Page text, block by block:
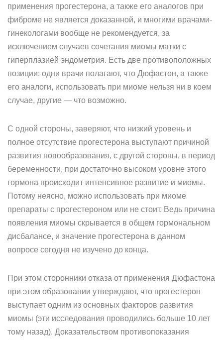
применения прогестерона, а также его аналогов при
фиброме не является доказанной, и многими врачами-
гинекологами вообще не рекомендуется, за
исключением случаев сочетания миомы матки с
гиперплазией эндометрия. Есть две противоположных
позиции: одни врачи полагают, что Дюфастон, а также
его аналоги, использовать при миоме нельзя ни в коем
случае, другие — что возможно.
С одной стороны, заверяют, что низкий уровень и
полное отсутствие прогестерона выступают причиной
развития новообразования, с другой стороны, в период
беременности, при достаточно высоком уровне этого
гормона происходит интенсивное развитие и миомы.
Потому неясно, можно использовать при миоме
препараты с прогестероном или не стоит. Ведь причина
появления миомы скрывается в общем гормональном
дисбалансе, и значение прогестерона в данном
вопросе сегодня не изучено до конца.
При этом сторонники отказа от применения Дюфастона
при этом образовании утверждают, что прогестерон
выступает одним из основных факторов развития
миомы (эти исследования проводились больше 10 лет
тому назад). Доказательством противопоказания